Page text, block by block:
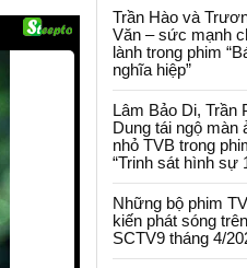
Trần Hào và
Văn – sức mạnh
lành trong phim
nghĩa hiệp”
Lâm Bảo Di, Trần
Dung tái ngộ màn
nhỏ TVB trong
“Trinh sát hình sự
Những bộ phim
kiến phát sóng
SCTV9 tháng 4/